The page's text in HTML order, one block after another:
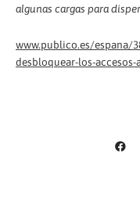
algunas cargas para
www.publico.es/espana/
desbloquear-los-